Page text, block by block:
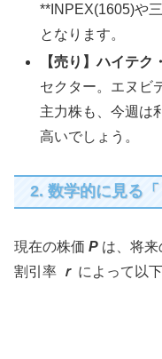
**INPEX(1605)や
となります。
【売り】ハイテク
セクター。エヌビ
主力株も、今週は
高いでしょう。
2. 数学的に見る「
現在の株価 P は、将来
割引率 ｒ によって以